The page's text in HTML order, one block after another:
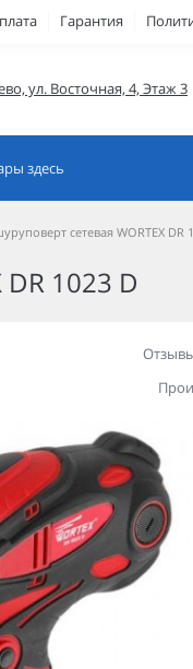
Гарантия
ул. Восточная, 4, Этаж 3
сетевая WORTEX DR
1023 D